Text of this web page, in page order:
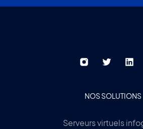
NOS SOLUTIONS
Serveurs virtuels